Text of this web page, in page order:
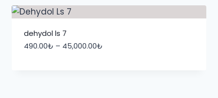
55,000.00₺
dehydol ls 7
490.00₺ – 45,000.00₺Fiyat